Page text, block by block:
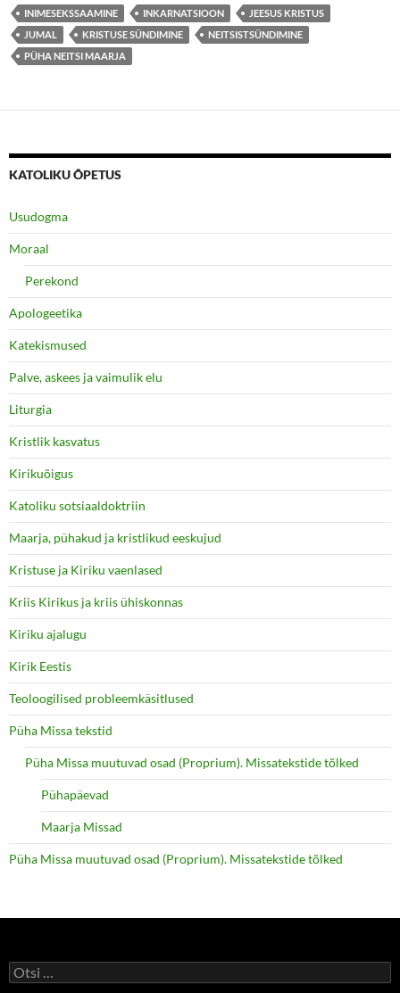
INIMESEKSSAAMINE INKARNATSIOON
JEESUS KRISTUS
JUMAL
KRISTUSE SÜNDIMINE
NEITSISTSÜNDIMINE
PÜHA NEITSI MAARJA
KATOLIKU ÕPETUS
Usudogma
Moraal
Perekond
Apologeetika
Katekismused
Palve, askees ja vaimulik elu
Liturgia
Kristlik kasvatus
Kirikuõigus
Katoliku sotsiaaldoktriin
Maarja, pühakud ja kristlikud eeskujud
Kristuse ja Kiriku vaenlased
Kriis Kirikus ja kriis ühiskonnas
Kiriku ajalugu
Kirik Eestis
Teoloogilised probleemkäsitlused
Püha Missa tekstid
Püha Missa muutuvad osad (Proprium). Missatekstide tõlked
Pühapäevad
Maarja Missad
Püha Missa muutuvad osad (Proprium). Missatekstide tõlked
Otsi: